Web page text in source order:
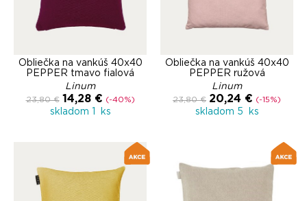
Obliečka na vankúš 40x40
PEPPER tmavo fialová
Linum
23,80 € 14,28 € (-40%)
skladom 1 ks
Obliečka na vankúš 40x40
PEPPER ružová
Linum
23,80 € 20,24 € (-15%)
skladom 5 ks